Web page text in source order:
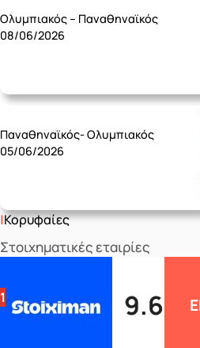
Ολυμπιακός – Παναθηναϊκός
08/06/2026
Παναθηναϊκός- Ολυμπιακός
05/06/2026
Κορυφαίες
Στοιχηματικές εταιρίες
1 9.6